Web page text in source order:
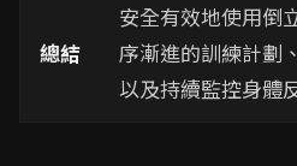
總結
安全有效地使用倒
序漸進的訓練計劃
以及持續監控身體